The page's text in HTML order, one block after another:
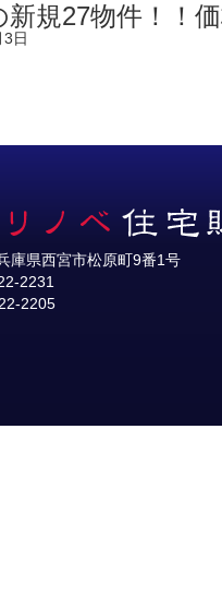
新規27物件！！
日
県西宮市松原町9番1号
2231
2205